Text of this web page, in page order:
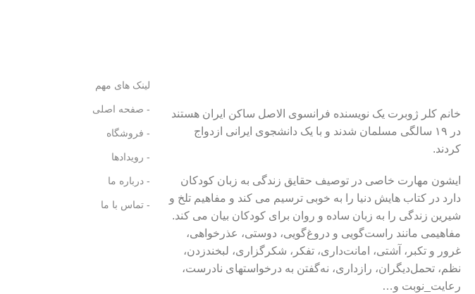
خانم کلر ژوبرت یک نویسنده فرانسوی الاصل ساکن ایران هستند
در ۱۹ سالگی مسلمان شدند و با یک دانشجوی ایرانی ازدواج
کردند.
ایشون مهارت خاصی در توصیف حقایق زندگی به زبان کودکان
دارد در کتاب هایش دنیا را به خوبی ترسیم می کند و مفاهیم تلخ و
شیرین زندگی را به زبان ساده و روان برای کودکان بیان می کند.
مفاهیمی مانند راست‌گویی و دروغ‌گویی، دوستی، عذرخواهی،
غرور و تکبر، آشتی، امانت‌داری، تفکر، شکرگزاری، لبخندزدن،
نظم، تحمل‌دیگران، رازداری، نه‌گفتن به درخواستهای نادرست،
رعایت_نوبت و…
لینک های مهم
- صفحه اصلی
- فروشگاه
- رویدادها
- درباره ما
- تماس با ما